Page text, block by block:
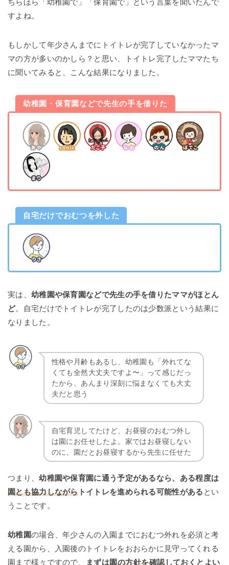
ちらほら「幼稚園で」「保育園で」という言葉を聞いたんで
すよね。
もしかして年少さんまでにトイトレが完了していなかったマ
マの方が多いのかしら？と思い、トイトレ完了したママたち
に聞いてみると、こんな結果になりました。
幼稚園・保育園などで先生の手を借りた
自宅だけでおむつを外した
実は、 幼稚園や保育園などで先生の手を借りたママがほとん
ど。自宅だけでトイトレが完了したのは少数派という結果に
なりました。
性格や月齢もあるし、幼稚園も「外れてな
くても全然大丈夫ですよ〜」って感じだっ
たから、あんまり深刻に悩まなくても大丈
夫だと思う
自宅育児してたけど、お昼寝のおむつ外し
は園にお任せしたよ。家ではお昼寝しない
のに、園だとお昼寝するから先生に任せた
つまり、幼稚園や保育園に通う予定があるなら、ある程度は
園とも協力しながらトイトレを進められる可能性がある とい
うことです。
幼稚園の場合、年少さんの入園までにおむつ外れを必須と考
える園から、入園後のトイトレをおおらかに見守ってくれる
園まで様々ですので、
まずは園の方針を確認しておくとよい